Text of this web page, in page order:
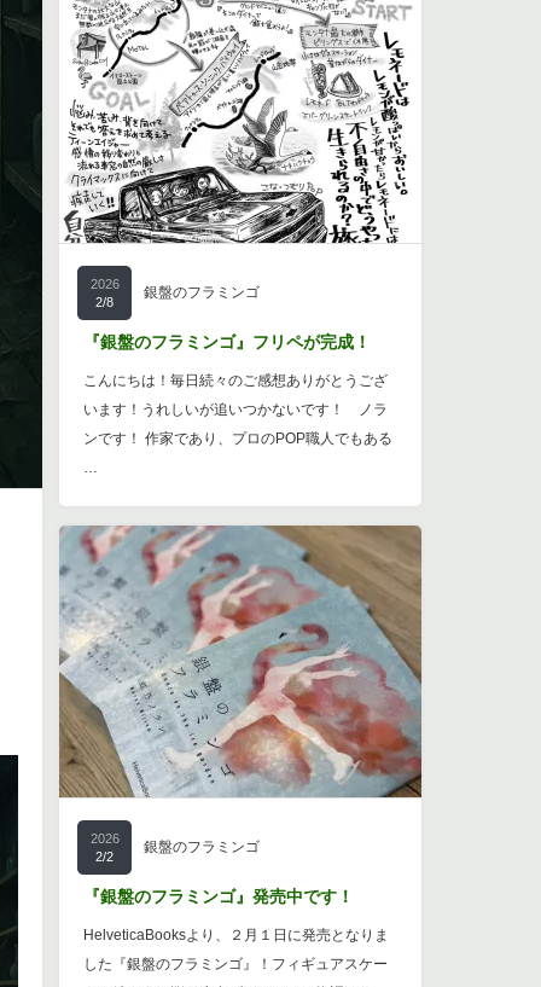
2026
2/8
銀盤のフラミンゴ
『銀盤のフラミンゴ』フリペが完成！
こんにちは！毎日続々のご感想ありがとうござ
います！うれしいが追いつかないです！ ノラ
ンです！ 作家であり、プロのPOP職人でもある
…
2026
2/2
銀盤のフラミンゴ
『銀盤のフラミンゴ』発売中です！
HelveticaBooksより、２月１日に発売となりま
した『銀盤のフラミンゴ』！フィギュアスケー